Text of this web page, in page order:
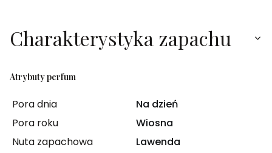
Charakterystyka zapachu
Atrybuty perfum
Pora dnia
Na dzień
Pora roku
Wiosna
Nuta zapachowa
Lawenda